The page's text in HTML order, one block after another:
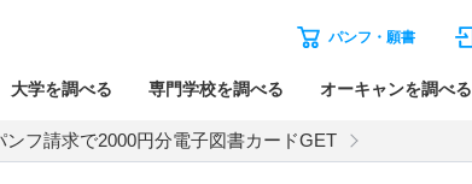
パンフ・願書
大学を調べる 専門学校を調べる オーキャンを調べる
ンフ請求で2000円分電子図書カードGET